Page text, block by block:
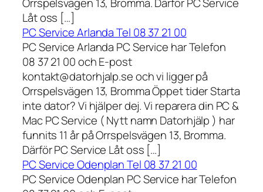
Orrspelsvägen 13, Bromma. Därför PC Service
Låt oss […]
PC Service Arlanda Tel 08 37 21 00
PC Service Arlanda PC Service har Telefon
08 37 21 00 och E-post
kontakt@datorhjalp.se och vi ligger på
Orrspelsvägen 13, Bromma Öppet tider Starta
inte dator? Vi hjälper dej. Vi reparera din PC &
Mac PC Service ( Nytt namn Datorhjälp ) har
funnits 11 år på Orrspelsvägen 13, Bromma.
Därför PC Service Låt oss […]
PC Service Odenplan Tel 08 37 21 00
PC Service Odenplan PC Service har Telefon